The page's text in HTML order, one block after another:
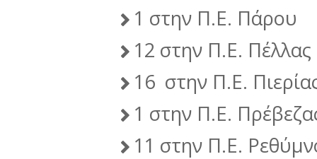
1 στην Π.Ε. Πάρου
12 στην Π.Ε. Πέλλας
16 στην Π.Ε.
1 στην Π.Ε.
11 στην Π.Ε.